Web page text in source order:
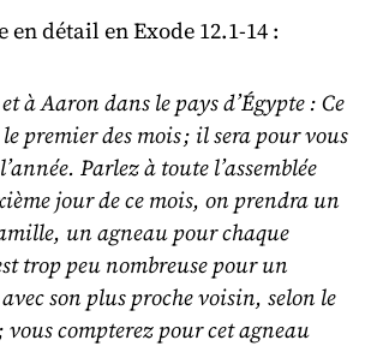
détail en Exode 12.1-14 :
à Aaron dans le pays d’Égypte : Ce
premier des mois ; il sera pour vous
Parlez à toute l’assemblée
jour de ce mois, on prendra un
un agneau pour chaque
trop peu nombreuse pour un
son plus proche voisin, selon le
vous compterez pour cet agneau